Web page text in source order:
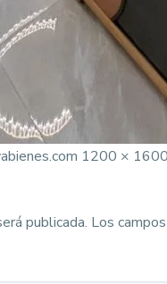
Tamaño
1200 × 1600
publicada. Los